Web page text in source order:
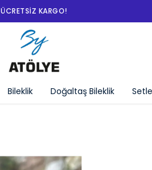
ÜCRETSIZ KARGO!
Bileklik Doğaltaş Bileklik